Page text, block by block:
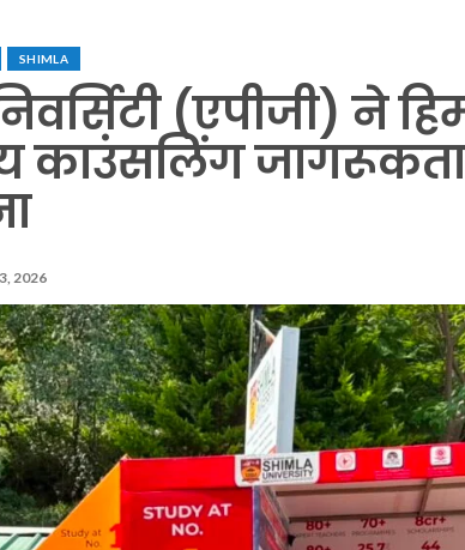
SHIMLA
(एपीजी) ने
काउंसलिंग
2026